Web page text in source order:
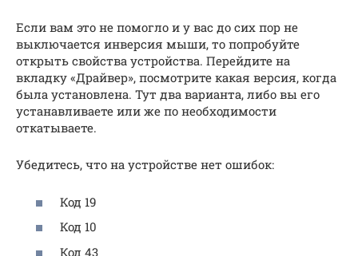
Если вам это не помогло и у вас до сих пор не
выключается инверсия мыши, то попробуйте
открыть свойства устройства. Перейдите на
вкладку «Драйвер», посмотрите какая версия, когда
была установлена. Тут два варианта, либо вы его
устанавливаете или же по необходимости
откатываете.
Убедитесь, что на устройстве нет ошибок:
Код 19
Код 10
Код 43